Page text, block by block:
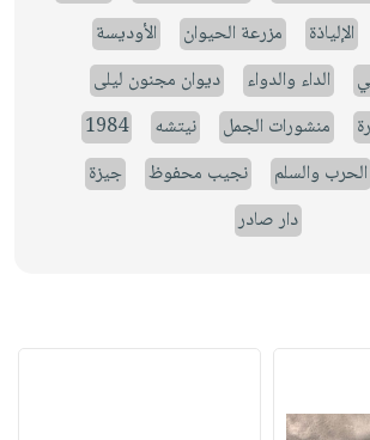
الإلياذة مزرعة الحيوان
الأوديسة
الداء والدواء
ديوان مجنون ليلى
منشورات الجمل نيتشه
1984
الحرب والسلم نجيب محفوظ
جيزة
دار صادر